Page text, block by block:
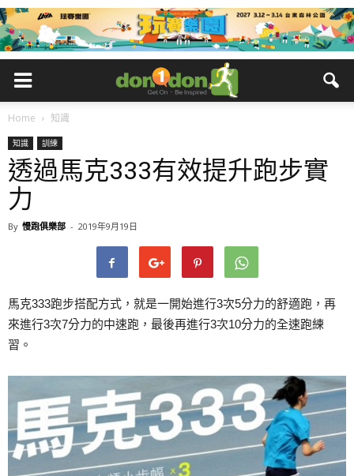
Home 知識
知識 訓練
透過馬克333有效提升跑步實
力
By 慢跑俱樂部 - 2019年9月19日
馬克333跑步搭配方式，就是一開始進行3次5分力的舒適跑，再
來進行3次7分力的中速跑，最後再進行3次10分力的全速跑練
習。